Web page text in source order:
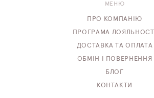
МЕНЮ
ПРО КОМПАНІЮ
ПРОГРАМА ЛОЯЛЬНОСТІ
ДОСТАВКА ТА ОПЛАТА
ОБМІН І ПОВЕРНЕННЯ
БЛОГ
КОНТАКТИ